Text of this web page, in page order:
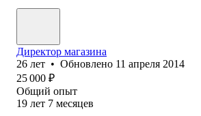
Директор магазина
26 лет • Обновлено 11 апреля 2014
25 000 ₽
Общий опыт
19 лет 7 месяцев